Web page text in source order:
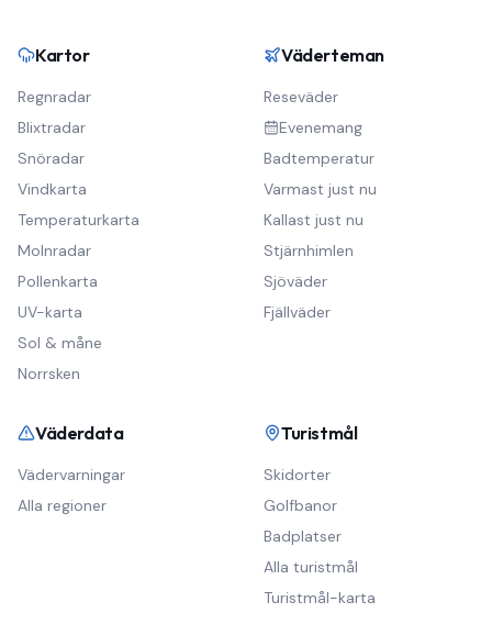
Kartor
Regnradar
Blixtradar
Snöradar
Vindkarta
Temperaturkarta
Molnradar
Pollenkarta
UV-karta
Sol & måne
Norrsken
Väderteman
Reseväder
Evenemang
Badtemperatur
Varmast just nu
Kallast just nu
Stjärnhimlen
Sjöväder
Fjällväder
Väderdata
Vädervarningar
Alla regioner
Turistmål
Skidorter
Golfbanor
Badplatser
Alla turistmål
Turistmål-karta